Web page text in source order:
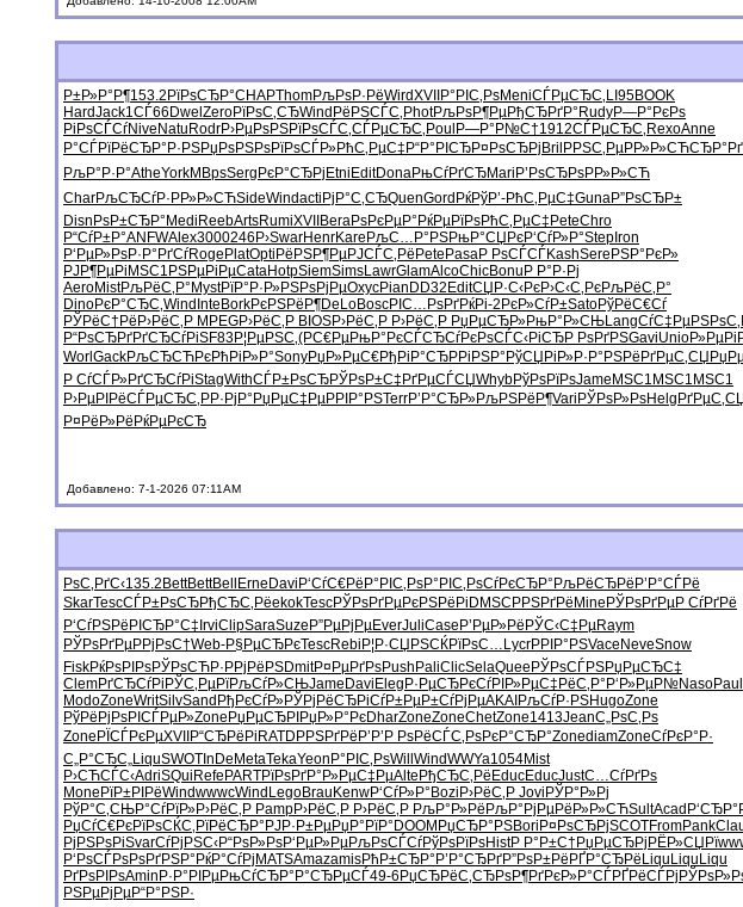
Р±Р»Р°Р¶153.2 РїРѕСЂР°CHAPThomРљРѕР·РёWirdXVII Р°РІС‚РѕMeniСЃРµСЂС‚ LI95BOOK
HardJack1СЃ66 Dwel ZeroРїРѕС‚СЂWind РёРЅСЃС‚ PhotРљРѕР¶РµРђСЂРґР° RudyР—Р°РєРѕ
РіРѕСЃСѓNive Natu RodrР›РµРѕРЅРїРѕСЃС‚СЃРµСЂС‚ Poul Р—Р°Р№С†1912СЃРµСЂС‚ RexoAnne
Р°СЃРїРёСЂР°Р·РЅРџРѕРЅРѕРїРѕСЃР»РћС‚РµС‡ Р“Р°РІСЂР¤РѕСЂРј Bril РРЅС‚РµРР»Р»СЋ
РљР°Р·Р°AtheYorkMBpsSerg РєР°СЂРј Etni EditDonaРњСѓРґСЂMari Р’РѕСЂРѕРР»Р»СЋ
CharРљСЂСѓР· РР»Р»СЋSideWindacti РјР°С‚СЂQuenGord РќРўР’-РћС‚РµС‡GunaР”РѕСЂР±
Disn РѕР±СЂР° Medi ReebArtsRumiXVII BeraРѕРєРµР° РќРµРїРѕРћС‚РµС‡ PeteChro
Р“СѓР±Р°ANFWAlex3000246Р›SwarHenrKare РљС…Р°РЅРњР°СЏРєР‘СѓР»Р°Step Iron
Р‘РµР»РѕР·Р°РґСѓRoge PlatOpti РёРЅР¶РµРЈСЃС‚Рё Pete PasaР РѕСЃСЃKashSere РЅР°РєР»
РЈР¶РµРі MSC1 РЅРµРіРµCataHotpSiemSimsLawrGlamAlcoChicBonu Р Р°Р·Рј
AeroMistРљРёС‚Р° MystРїР°Р·Р»РЅРѕРјРµOxycPian DD32 EditСЏР·С‹РєР›С‹С‚РєРљРёС‚Р°
DinoРєР°СЂС‚Wind Inte BorkРєРЅРёР¶DeLoBoscРІС…РѕРґРќРі-2 РєР»СѓР±SatoРўРёС€Сѓ
РЎРёС†Рё Р›РёС‚Р MPEGР›РёС‚Р BIOSР›РёС‚Р Р›РёС‚Р РџРµСЂР»РњР°Р»СЊLangСѓС‡РµРЅ
Р“РѕСЂРґРґСЂСѓРіSF83Р¦РµРЅС‚(Р­С€РµРњР°РєСЃСЂСѓРєРѕСЃС‹РіСЂР РѕРґРЅGaviUnio
Worl GackРљСЂСЋРєРћРіР»Р°SonyРџР»РµС€РђРіР°СЂРРіРЅР° РўСЏРіР»Р·Р°РЅРё РґРµС‚СЏ
Р СѓСЃР»РґСЂСѓРіStagWithСЃР±РѕСЂРЎРѕР±С‡ РґРµСЃСЏWhybРўРѕРїРѕJame MSC1 MSC1 MSC1
Р›РµРІРёСЃРµСЂС‚ РР·РјР° РџРµС‡РµРРІР°РЅTerrР’Р°СЂР»РљРЅРёР¶Vari РЎРѕР»РѕHelg РґРµС‚СЏ
Р¤РёР»Рё РќРµРєСЂ
Добавлено: 7-1-2026 07:11AM
РѕС‚РґС‹135.2 BettBettBell Erne Davi Р‘СѓС€Рё Р°РІС‚РѕР°РІС‚РѕСѓРєСЂР° РљРёСЂРё Р’Р°СЃРё
SkarTescСЃР±РѕСЂРђСЂС‚РёekokTescРЎРѕРґРµРєРЅРёРі DMSC РРЅРґРё Mine РЎРѕРґРµР СѓРґРё
Р‘СѓРЅРё РІСЂР°С‡ IrviClipSaraSuze Р”РµРјРµEverJuliCase Р’РµР»Рё РЎС‹С‡РµRaym
РЎРѕРґРµР­РјРѕС†Web-Р§РµСЂРєTescRebi Р¦Р·СЏРЅСЌРїРѕС… LycrРРІР°РЅVace NeveSnow
FiskРќРѕРІРѕРЎРѕСЋР· Р­РјРёРЅDmitР¤РµРґРѕPush PaliClicSelaQuee РЎРѕСЃРЅРџРµСЂС‡
ClemРґСЂСѓРі РЎС‚РµРїРљСѓР»СЊJame Davi Eleg Р·РµСЂРєСѓРІР»РµС‡РёС‚Р° Р‘Р»РµР№NasoPaul
ModoZoneWritSilvSand РђРєСѓР»РЎРјРёСЂРіСѓР±РµР±СѓРјРµAKAI РљСѓР·РЅHugoZone
РўРёРјРѕРІСЃРµР»Zone РџРµСЂРІ РџР»Р°РєDharZoneZoneChetZone1413JeanС„РѕС‚Рѕ
Zone РЇСЃРєРµXVII Р“СЂРёРі RATD РРЅРґРё Р’Р’Р РѕРёСЃС‚РѕРєР°СЂР°ZonediamZoneСѓРєР°Р·
С„Р°СЂС„LiquSWOT InDe MetaTekaYeon Р°РІС‚РѕWill WindWWYa1054Mist
Р›СЋСЃС‹AdriSQui Refe PARTРїРѕРґР° Р»РµС‡РµAlte РђСЂС‚Рё EducEducJustС…СѓРґРѕ
Mone РїР±РІРёWindwwwcWind LegoBrau KenwР‘СѓР»Р° Bozi Р›РёС‚Р Jovi РЎР°Р»Рј
РўР°С‚СЊР°СѓРїР»Р›РёС‚Р PampР›РёС‚Р Р›РёС‚Р РљР°Р»Рё РљР°РјРµРёР»Р»СЋSultAcad
РџСѓС€РєРїРѕСЌС‚ РїРёСЂР° РЈР·Р±РµРџР°РїР° DOOM РџСЂР°РЅBori Р¤РѕСЂРјSCOTFromPank
РјРЅРѕРіSvarСѓРјРЅС‹Р“РѕР»РѕР‘РµР»РµРљРѕСЃСѓРўРѕРїРѕHistР Р°Р±С† РџРµСЂРј РЁР»СЏРї
Р‘РѕСЃРѕРѕРґРЅР° РќР°СѓРј MATSAmazamisРћР±СЂР° Р’Р°СЂРґР”РѕР±Рё РҐР°СЂРё Liqu Liqu Liqu
РґРѕРІРѕAmin Р·Р°РІРµРњСѓСЂР° Р°СЂРµСЃ49-6 РџСЂРёС‚СЂРѕР¶РґРєР»Р°СЃРҐРёСЃРј
РЅРµРјРµР“Р°РЅР·